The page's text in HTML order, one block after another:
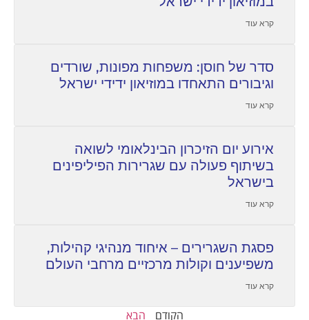
קרא עוד
סדר של חוסן: משפחות מפונות, שורדים
וגיבורים התאחדו במוזיאון ידידי ישראל
קרא עוד
אירוע יום הזיכרון הבינלאומי לשואה
בשיתוף פעולה עם שגרירות הפיליפינים
בישראל
קרא עוד
פסגת השגרירים – איחוד מנהיגי קהילות,
משפיענים וקולות מרכזיים מרחבי העולם
קרא עוד
הקודם הבא